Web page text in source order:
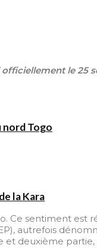
le
nord Togo
la Kara
Ce sentiment
autrefois
deuxième